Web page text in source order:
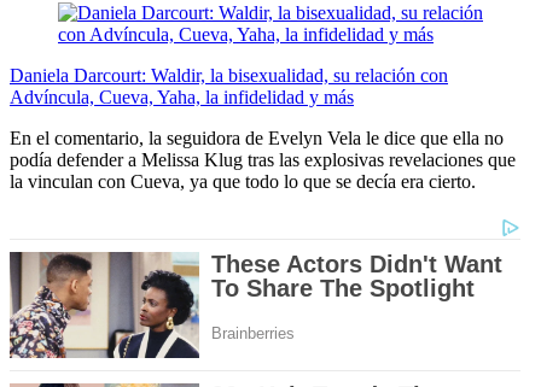
Daniela Darcourt: Waldir, la bisexualidad, su relación con
Advíncula, Cueva, Yaha, la infidelidad y más
En el comentario, la seguidora de Evelyn Vela le dice que ella no
podía defender a Melissa Klug tras las explosivas revelaciones que
la vinculan con Cueva, ya que todo lo que se decía era cierto.